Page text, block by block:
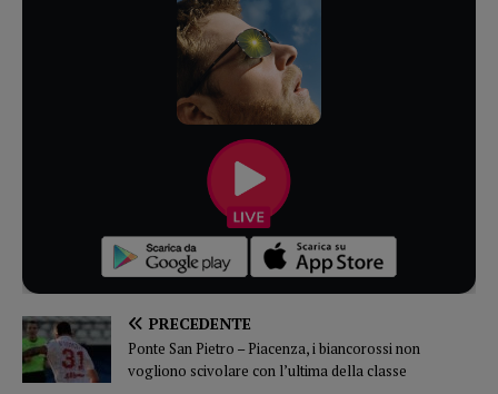
PRECEDENTE
Ponte San Pietro – Piacenza, i biancorossi non
vogliono scivolare con l’ultima della classe